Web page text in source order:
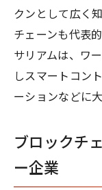
クンとして広く
チェーンも代表
サリアムは、ワ
しスマートコン
ーションなどに
ブロックチ
ー企業